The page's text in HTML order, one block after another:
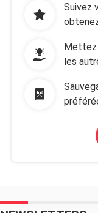
Suivez
Mettez
les